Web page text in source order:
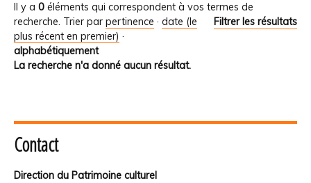
Il y a 0 éléments qui correspondent à vos termes de
recherche.
Filtrer les résultats
Trier par pertinence · date (le
plus récent en premier) ·
alphabétiquement
La recherche n'a donné aucun résultat.
Contact
Direction du Patrimoine culturel